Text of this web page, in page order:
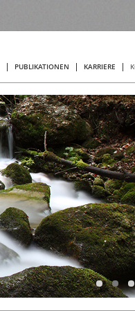
PUBLIKATIONEN KARRIERE